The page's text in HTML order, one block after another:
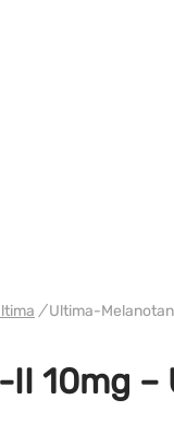
/Ultima-
10mg –